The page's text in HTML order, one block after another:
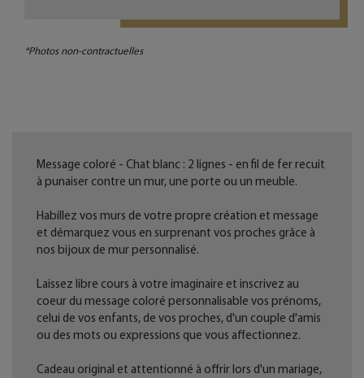
*Photos non-contractuelles
Message coloré - Chat blanc : 2 lignes - en fil de fer recuit
à punaiser contre un mur, une porte ou un meuble.
Habillez vos murs de votre propre création et message
et démarquez vous en surprenant vos proches grâce à
nos bijoux de mur personnalisé.
Laissez libre cours à votre imaginaire et inscrivez au
coeur du message coloré personnalisable vos prénoms,
celui de vos enfants, de vos proches, d'un couple d'amis
ou des mots ou expressions que vous affectionnez.
Cadeau original et attentionné à offrir lors d'un mariage,